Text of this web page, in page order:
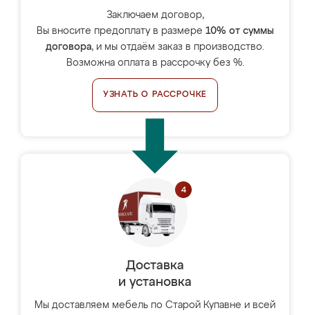
Заключаем договор,
Вы вносите предоплату в размере 10% от суммы
договора, и мы отдаём заказ в производство.
Возможна оплата в рассрочку без %.
УЗНАТЬ О РАССРОЧКЕ
Доставка
и установка
Мы доставляем мебель по Старой Купавне и всей